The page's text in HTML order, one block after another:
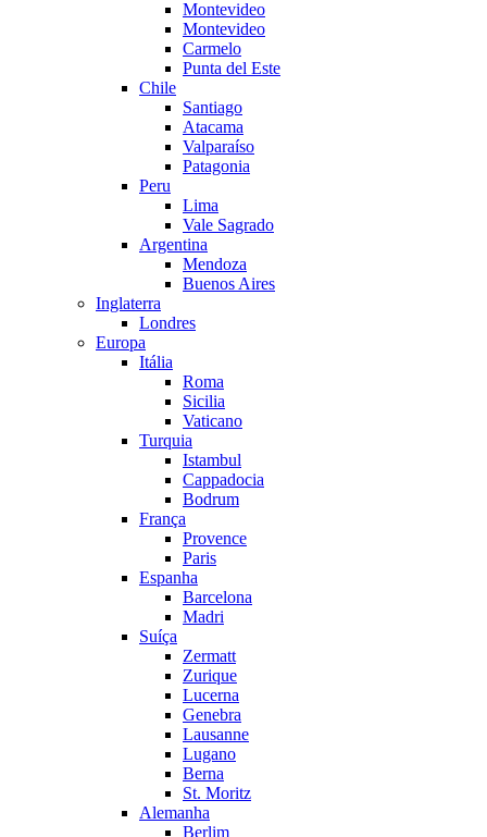
Montevideo
Montevideo
Carmelo
Punta del Este
Chile
Santiago
Atacama
Valparaíso
Patagonia
Peru
Lima
Vale Sagrado
Argentina
Mendoza
Buenos Aires
Inglaterra
Londres
Europa
Itália
Roma
Sicilia
Vaticano
Turquia
Istambul
Cappadocia
Bodrum
França
Provence
Paris
Espanha
Barcelona
Madri
Suíça
Zermatt
Zurique
Lucerna
Genebra
Lausanne
Lugano
Berna
St. Moritz
Alemanha
Berlim